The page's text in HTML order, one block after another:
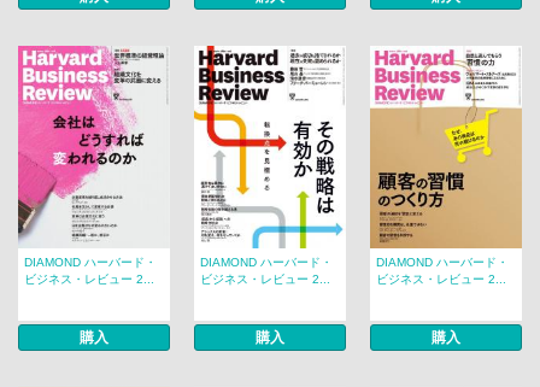
DIAMOND ハーバード・
ビジネス・レビュー 2...
購入
DIAMOND ハーバード・
ビジネス・レビュー 2...
購入
DIAMOND ハーバード・
ビジネス・レビュー 2...
購入